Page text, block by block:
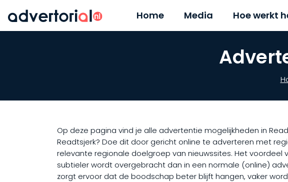
Home Media Hoe werkt
Op deze pagina vind je alle advertentie mogelijkheden in
Readtsjerk? Doe dit door gericht online te adverteren met
relevante regionale doelgroep van nieuwssites. Het
subtieler wordt overgebracht dan in een normale (online)
zorgt ervoor dat de boodschap beter blijft hangen, vaker